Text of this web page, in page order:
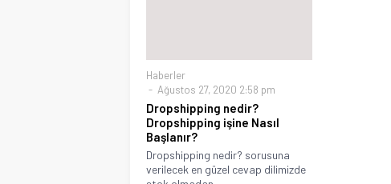
Haberler
Ağustos 27, 2020 2:58 pm
Dropshipping nedir?
Dropshipping işine Nasıl
Başlanır?
Dropshipping nedir? sorusuna
verilecek en güzel cevap dilimizde